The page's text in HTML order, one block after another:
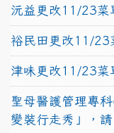
沅益更改11/23菜
裕民田更改11/23
津味更改11/23菜
聖母醫護管理專
變裝行走秀」，